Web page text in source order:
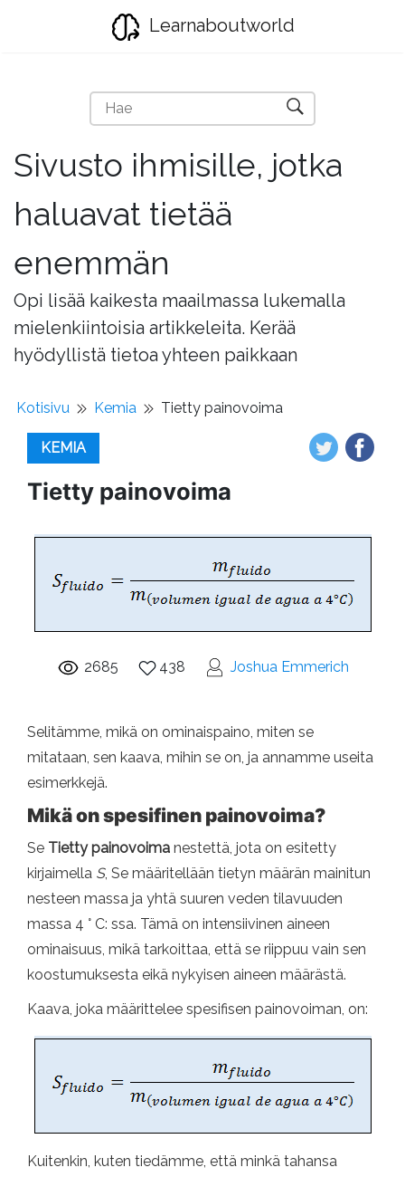
Learnaboutworld
Sivusto ihmisille, jotka
haluavat tietää
enemmän
Opi lisää kaikesta maailmassa lukemalla
mielenkiintoisia artikkeleita. Kerää
hyödyllistä tietoa yhteen paikkaan
Kotisivu Kemia Tietty painovoima
KEMIA
Tietty painovoima
2685 438 Joshua Emmerich
Selitämme, mikä on ominaispaino, miten se
mitataan, sen kaava, mihin se on, ja annamme useita
esimerkkejä.
Mikä on spesifinen painovoima?
Se Tietty painovoima nestettä, jota on esitetty
kirjaimella S, Se määritellään tietyn määrän mainitun
nesteen massa ja yhtä suuren veden tilavuuden
massa 4 ° C: ssa. Tämä on intensiivinen aineen
ominaisuus, mikä tarkoittaa, että se riippuu vain sen
koostumuksesta eikä nykyisen aineen määrästä.
Kaava, joka määrittelee spesifisen painovoiman, on:
Kuitenkin, kuten tiedämme, että minkä tahansa